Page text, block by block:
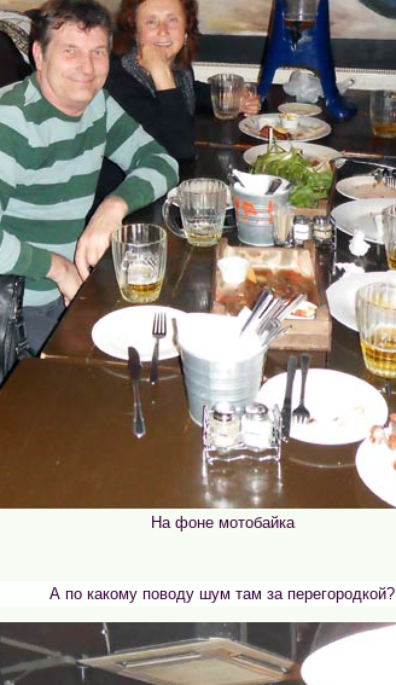
На фоне мотобайка
А по какому поводу шум там за перегородкой?